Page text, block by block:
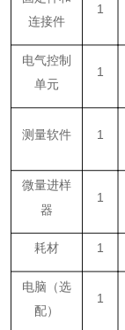
连接件
1
电气控制
单元
1
测量软件 1
微量进样
器
1
耗材 1
电脑 （选
配）
1